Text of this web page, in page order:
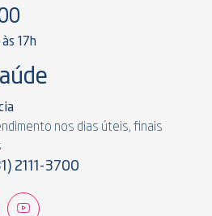
17h
nos dias úteis, finais
2111-3700